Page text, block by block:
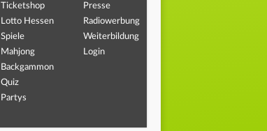
Ticketshop
Lotto Hessen
Spiele
Mahjong
Backgammon
Quiz
Partys
Presse
Radiowerbung
Weiterbildung
Login